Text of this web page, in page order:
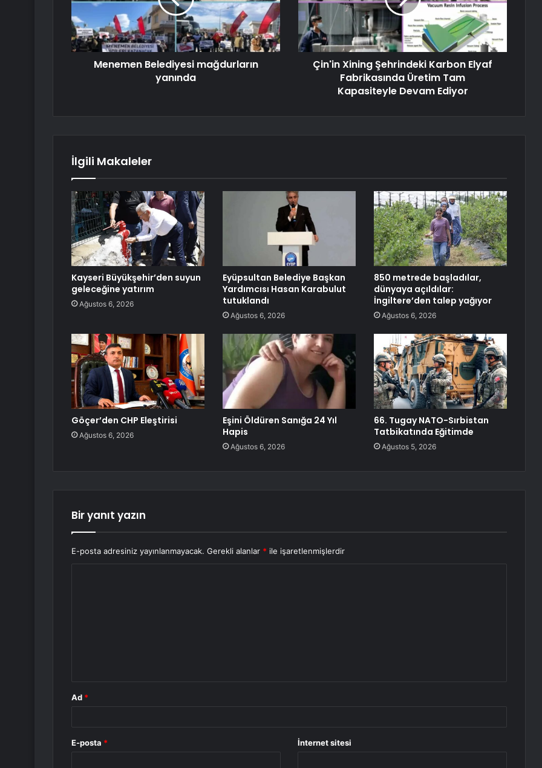
Menemen Belediyesi mağdurların
yanında
Çin'in Xining Şehrindeki Karbon Elyaf
Fabrikasında Üretim Tam
Kapasiteyle Devam Ediyor
İlgili Makaleler
Kayseri Büyükşehir’den suyun
geleceğine yatırım
Ağustos 6, 2026
Eyüpsultan Belediye Başkan
Yardımcısı Hasan Karabulut
tutuklandı
Ağustos 6, 2026
850 metrede başladılar,
dünyaya açıldılar:
İngiltere’den talep yağıyor
Ağustos 6, 2026
Göçer’den CHP Eleştirisi
Ağustos 6, 2026
Eşini Öldüren Sanığa 24 Yıl
Hapis
Ağustos 6, 2026
66. Tugay NATO-Sırbistan
Tatbikatında Eğitimde
Ağustos 5, 2026
Bir yanıt yazın
E-posta adresiniz yayınlanmayacak. Gerekli alanlar * ile işaretlenmişlerdir
Ad *
E-posta * İnternet sitesi